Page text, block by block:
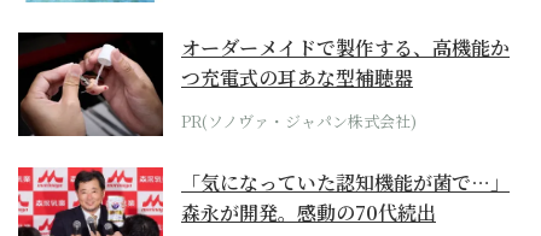
オーダーメイドで製作する、高機能か
つ充電式の耳あな型補聴器
PR(ソノヴァ・ジャパン株式会社)
「気になっていた認知機能が菌で…」
森永が開発。感動の70代続出